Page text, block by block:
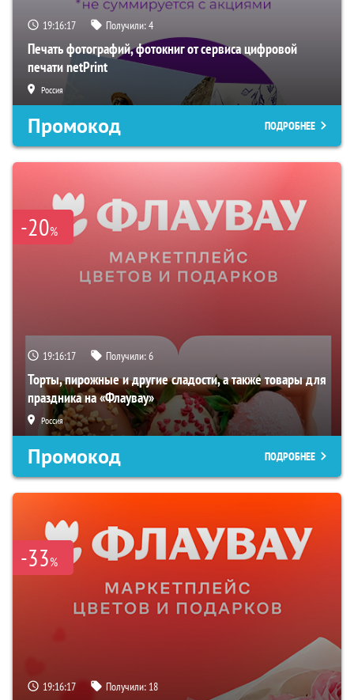
19:16:16 Получили:4
Печать фотографий, фотокниг от сервиса цифровой
печати netPrint
Россия
Промокод ПОДРОБНЕЕ
-20%
19:16:16 Получили:6
Торты, пирожные и другие сладости, а также товары для
праздника на «Флаувау»
Россия
Промокод ПОДРОБНЕЕ
-33%
19:16:16 Получили: 18